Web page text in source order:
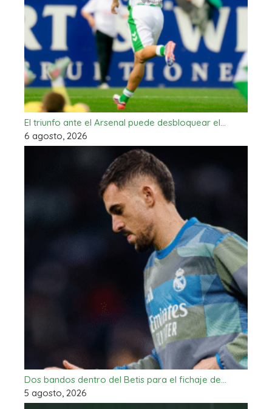
El triunfo ante el Arsenal puede desbloquear el…
6 agosto, 2026
Dos bandos dentro del Betis para el fichaje de…
5 agosto, 2026